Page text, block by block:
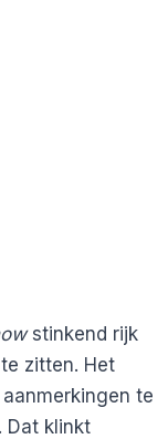
stinkend rijk
zitten. Het
te
Dat klinkt